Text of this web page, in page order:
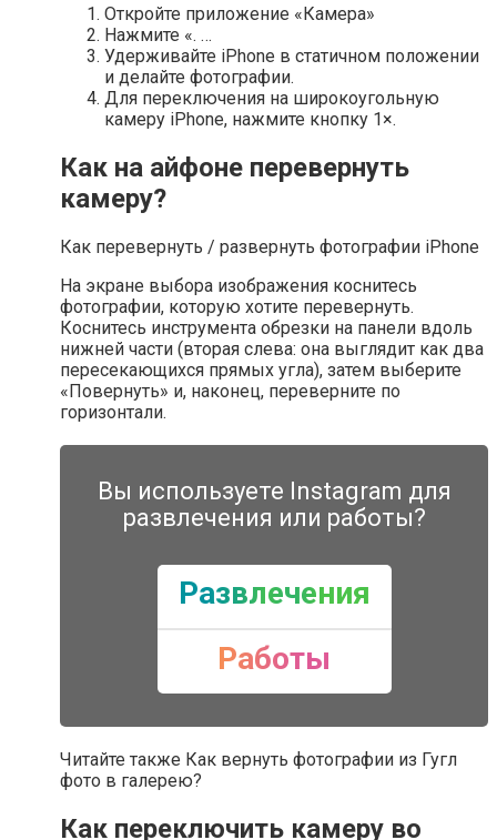
Откройте приложение «Камера»
Нажмите «. …
Удерживайте iPhone в статичном положении
и делайте фотографии.
Для переключения на широкоугольную
камеру iPhone, нажмите кнопку 1×.
Как на айфоне перевернуть
камеру?
Как перевернуть / развернуть фотографии iPhone
На экране выбора изображения коснитесь
фотографии, которую хотите перевернуть.
Коснитесь инструмента обрезки на панели вдоль
нижней части (вторая слева: она выглядит как два
пересекающихся прямых угла), затем выберите
«Повернуть» и, наконец, переверните по
горизонтали.
Вы используете Instagram для
развлечения или работы?
Развлечения
Работы
Читайте также Как вернуть фотографии из Гугл
фото в галерею?
Как переключить камеру во